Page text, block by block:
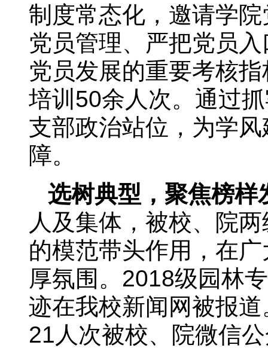
制度常态化，邀请学
党员管理、严把党员
党员发展的重要考核
培训50余人次。通过
支部政治站位，为学
障。
选树典型，聚焦榜样
人及集体，被校、院
的模范带头作用，在
厚氛围。2018级园林
迹在我校新闻网被报
21人次被校、院微信